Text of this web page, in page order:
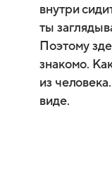
внутри
ты
Поэтому
знакомо.
из
виде.